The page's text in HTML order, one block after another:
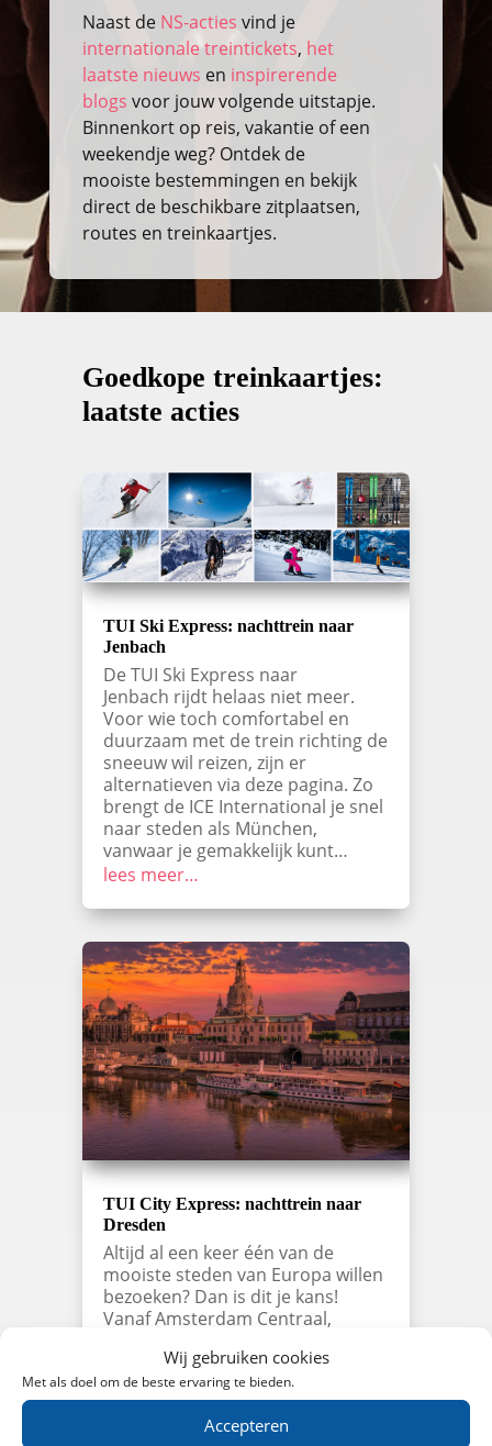
Wij gebruiken cookies
Met als doel om de beste ervaring te bieden.
Accepteren
Naast de NS-acties vind je
internationale treintickets, het
laatste nieuws en inspirerende
blogs voor jouw volgende uitstapje.
Binnenkort op reis, vakantie of een
weekendje weg? Ontdek de
mooiste bestemmingen en bekijk
direct de beschikbare zitplaatsen,
routes en treinkaartjes.
Goedkope treinkaartjes:
laatste acties
TUI Ski Express: nachttrein naar
Jenbach
De TUI Ski Express naar
Jenbach rijdt helaas niet meer.
Voor wie toch comfortabel en
duurzaam met de trein richting de
sneeuw wil reizen, zijn er
alternatieven via deze pagina. Zo
brengt de ICE International je snel
naar steden als München,
vanwaar je gemakkelijk kunt…
lees meer…
TUI City Express: nachttrein naar
Dresden
Altijd al een keer één van de
mooiste steden van Europa willen
bezoeken? Dan is dit je kans!
Vanaf Amsterdam Centraal,
Deventer vertrekt de TUI City
Express naar Dresden. Met deze
nachttrein naar Dresden kom je
uitgerust aan op de…